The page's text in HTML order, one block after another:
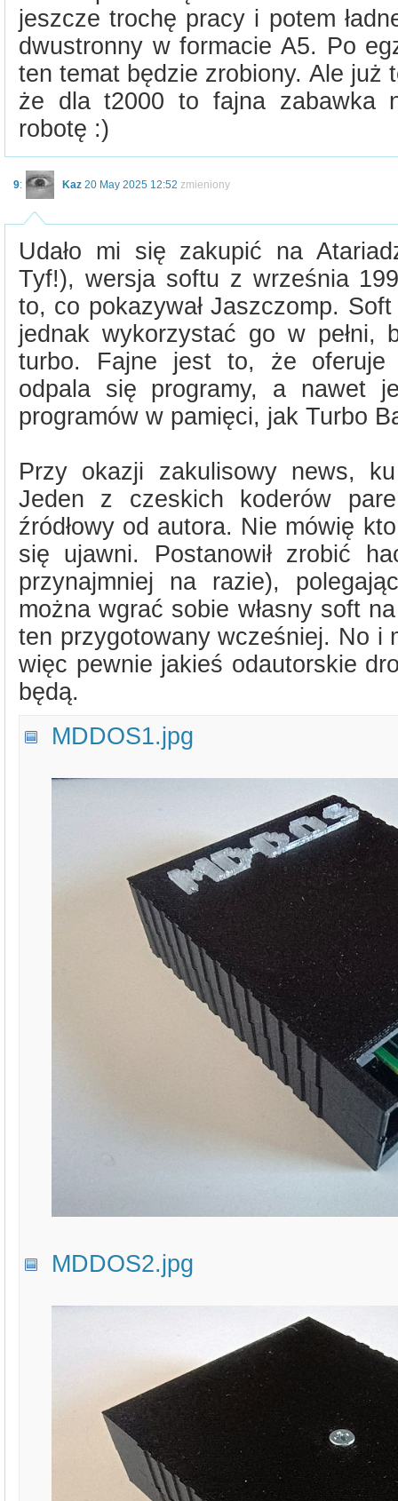
jeszcze trochę pracy i potem
dwustronny w formacie A5. Po
ten temat będzie zrobiony. Ale już
że dla t2000 to fajna zabawka
robotę :)
9: Kaz 20 May 2025 12:52 zmieniony
Udało mi się zakupić na
Tyf!), wersja softu z września
to, co pokazywał Jaszczomp.
jednak wykorzystać go w pełni,
turbo. Fajne jest to, że oferuje
odpala się programy, a nawet
programów w pamięci, jak Turbo
Przy okazji zakulisowy news,
Jeden z czeskich koderów
źródłowy od autora. Nie mówię
się ujawni. Postanowił zrobić
przynajmniej na razie),
można wgrać sobie własny soft
ten przygotowany wcześniej. No i
więc pewnie jakieś odautorskie
będą.
MDDOS1.jpg
MDDOS2.jpg